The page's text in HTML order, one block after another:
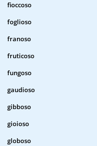
fioccoso
foglioso
franoso
fruticoso
fungoso
gaudioso
gibboso
gioioso
globoso